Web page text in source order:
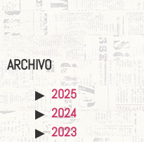
ARCHIVO
2025
2024
2023